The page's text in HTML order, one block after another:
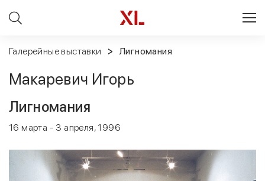
Галерейные выставки Лигномания
Макаревич Игорь
Лигномания
16 марта - 3 апреля, 1996